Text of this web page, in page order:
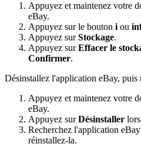
Appuyez et maintenez votre
eBay.
Appuyez sur le bouton i ou
Appuyez surStockage.
Appuyez surEffacer le
Confirmer.
Désinstallez l'application eBay, puis
Appuyez et maintenez votre
eBay.
Appuyez surDésinstaller
Recherchez l'application
réinstallez-la.